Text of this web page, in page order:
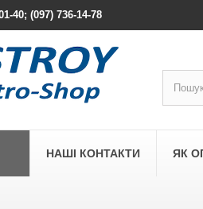
40; (097) 736-14-78
НАШІ КОНТАКТИ ЯК